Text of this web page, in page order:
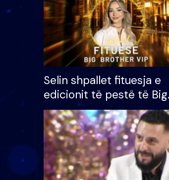
Selin shpallet fituesja e
edicionit të pestë të Big
Brother VIP, rrëmben
çmimin e madh prej 100
mijë eurosh